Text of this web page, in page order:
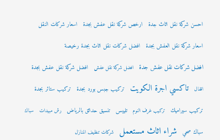
احسن شركة نقل اثاث جدة ارخص شركة نقل عفش بجدة اسعار شركات النقل
اسعار شركة نقل العفش بجدة افضل شركات نقل اثاث بجدة رخيصة
افضل شركات نقل عفش جدة افضل شركة نقل عفش افضل شركة نقل عفش بجدة
اقفال تاكسي اجرة الكويت تركيب جبس بورد بجدة تركيب ستائر بجدة
تركيب سيراميك تركيب غرف النوم تلييس تنسيق حدائق بالرياض رش مبيدات سباك
سباك صحي شراء اثاث مستعمل شركات تنظيف المنازل